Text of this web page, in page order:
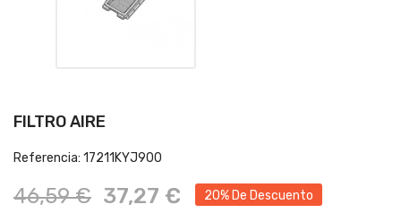
FILTRO AIRE
Referencia: 17211KYJ900
46,59 € 37,27 € 20% De Descuento